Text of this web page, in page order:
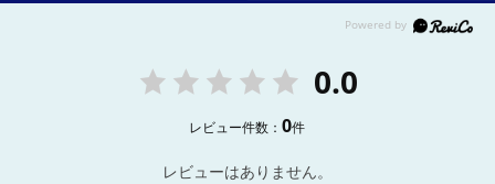
0.0
レビュー件数：0件
レビューはありません。